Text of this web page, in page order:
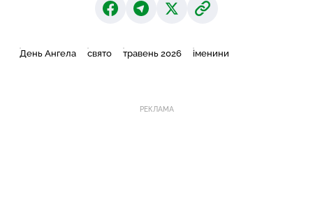
День Ангела свято травень 2026 іменини
РЕКЛАМА